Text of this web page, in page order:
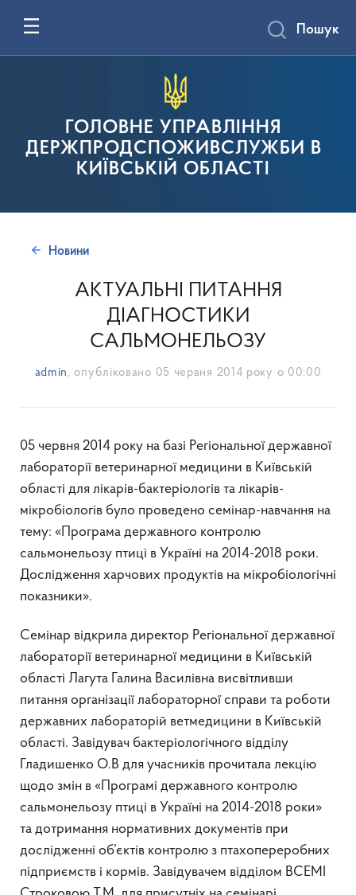
ГОЛОВНЕ УПРАВЛІННЯ
ДЕРЖПРОДСПОЖИВСЛУЖБИ В
КИЇВСЬКІЙ ОБЛАСТІ
Пошук
Новини
АКТУАЛЬНІ ПИТАННЯ
ДІАГНОСТИКИ
САЛЬМОНЕЛЬОЗУ
admin , опубліковано 05 червня 2014 року о 00:00
05 червня 2014 року на базі Регіональної державної
лабораторії ветеринарної медицини в Київській
області для лікарів-бактеріологів та лікарів-
мікробіологів було проведено семінар-навчання на
тему: «Програма державного контролю
сальмонельозу птиці в Україні на 2014-2018 роки.
Дослідження харчових продуктів на мікробіологічні
показники».
Семінар відкрила директор Регіональної державної
лабораторії ветеринарної медицини в Київській
області Лагута Галина Василівна висвітливши
питання організації лабораторної справи та роботи
державних лабораторій ветмедицини в Київській
області. Завідувач бактеріологічного відділу
Гладишенко О.В для учасників прочитала лекцію
щодо змін в «Програмі державного контролю
сальмонельозу птиці в Україні на 2014-2018 роки»
та дотримання нормативних документів при
дослідженні об’єктів контролю з птахопереробних
підприємств і кормів. Завідувачем відділом ВСЕМІ